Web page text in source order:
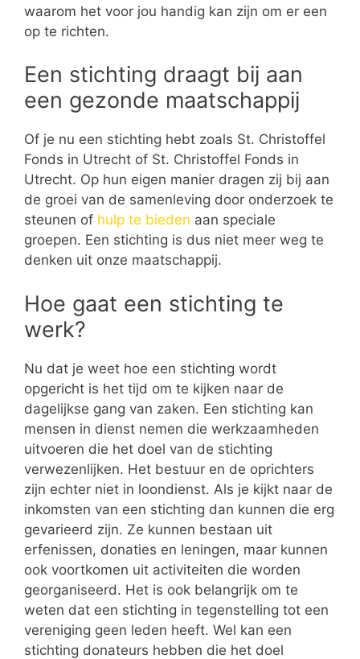
waarom het voor jou handig kan zijn om er een
op te richten.
Een stichting draagt bij aan
een gezonde maatschappij
Of je nu een stichting hebt zoals St. Christoffel
Fonds in Utrecht of St. Christoffel Fonds in
Utrecht. Op hun eigen manier dragen zij bij aan
de groei van de samenleving door onderzoek te
steunen of hulp te bieden aan speciale
groepen. Een stichting is dus niet meer weg te
denken uit onze maatschappij.
Hoe gaat een stichting te
werk?
Nu dat je weet hoe een stichting wordt
opgericht is het tijd om te kijken naar de
dagelijkse gang van zaken. Een stichting kan
mensen in dienst nemen die werkzaamheden
uitvoeren die het doel van de stichting
verwezenlijken. Het bestuur en de oprichters
zijn echter niet in loondienst. Als je kijkt naar de
inkomsten van een stichting dan kunnen die erg
gevarieerd zijn. Ze kunnen bestaan uit
erfenissen, donaties en leningen, maar kunnen
ook voortkomen uit activiteiten die worden
georganiseerd. Het is ook belangrijk om te
weten dat een stichting in tegenstelling tot een
vereniging geen leden heeft. Wel kan een
stichting donateurs hebben die het doel